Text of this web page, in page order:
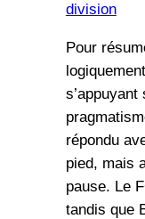
division
Pour
répondu
pied, mais
pause. Le
tandis que